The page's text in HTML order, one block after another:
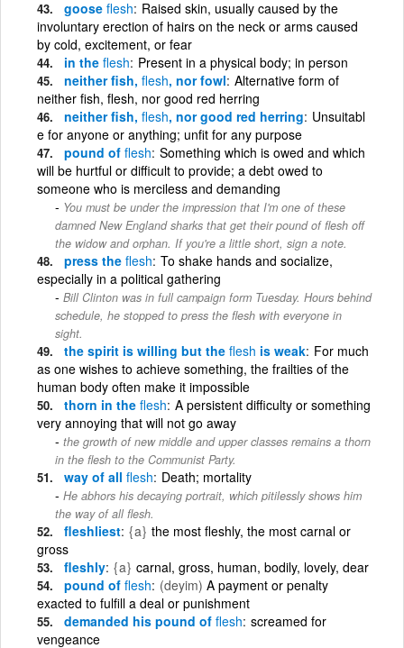
goose flesh Raised skin, usually caused by the
involuntary erection of hairs on the neck or arms caused
by cold, excitement, or fear
in the flesh Present in a physical body; in person
neither fish, flesh, nor fowl Alternative form of
neither fish, flesh, nor good red herring
neither fish, flesh, nor good red herring Unsuitabl
e for anyone or anything; unfit for any purpose
pound of flesh Something which is owed and which
will be hurtful or difficult to provide; a debt owed to
someone who is merciless and demanding
You must be under the impression that I'm one of these
damned New England sharks that get their pound of flesh off
the widow and orphan. If you're a little short, sign a note.
press the flesh To shake hands and socialize,
especially in a political gathering
Bill Clinton was in full campaign form Tuesday. Hours behind
schedule, he stopped to press the flesh with everyone in
sight.
the spirit is willing but the flesh is weak For much
as one wishes to achieve something, the frailties of the
human body often make it impossible
thorn in the flesh A persistent difficulty or something
very annoying that will not go away
the growth of new middle and upper classes remains a thorn
in the flesh to the Communist Party.
way of all flesh Death; mortality
He abhors his decaying portrait, which pitilessly shows him
the way of all flesh.
fleshliest {a} the most fleshly, the most carnal or
gross
fleshly {a} carnal, gross, human, bodily, lovely, dear
pound of flesh (deyim) A payment or penalty
exacted to fulfill a deal or punishment
demanded his pound of flesh screamed for
vengeance